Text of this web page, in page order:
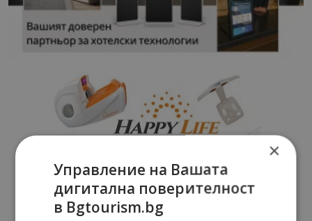
×
Управление на Вашата
дигитална поверителност
в Bgtourism.bg